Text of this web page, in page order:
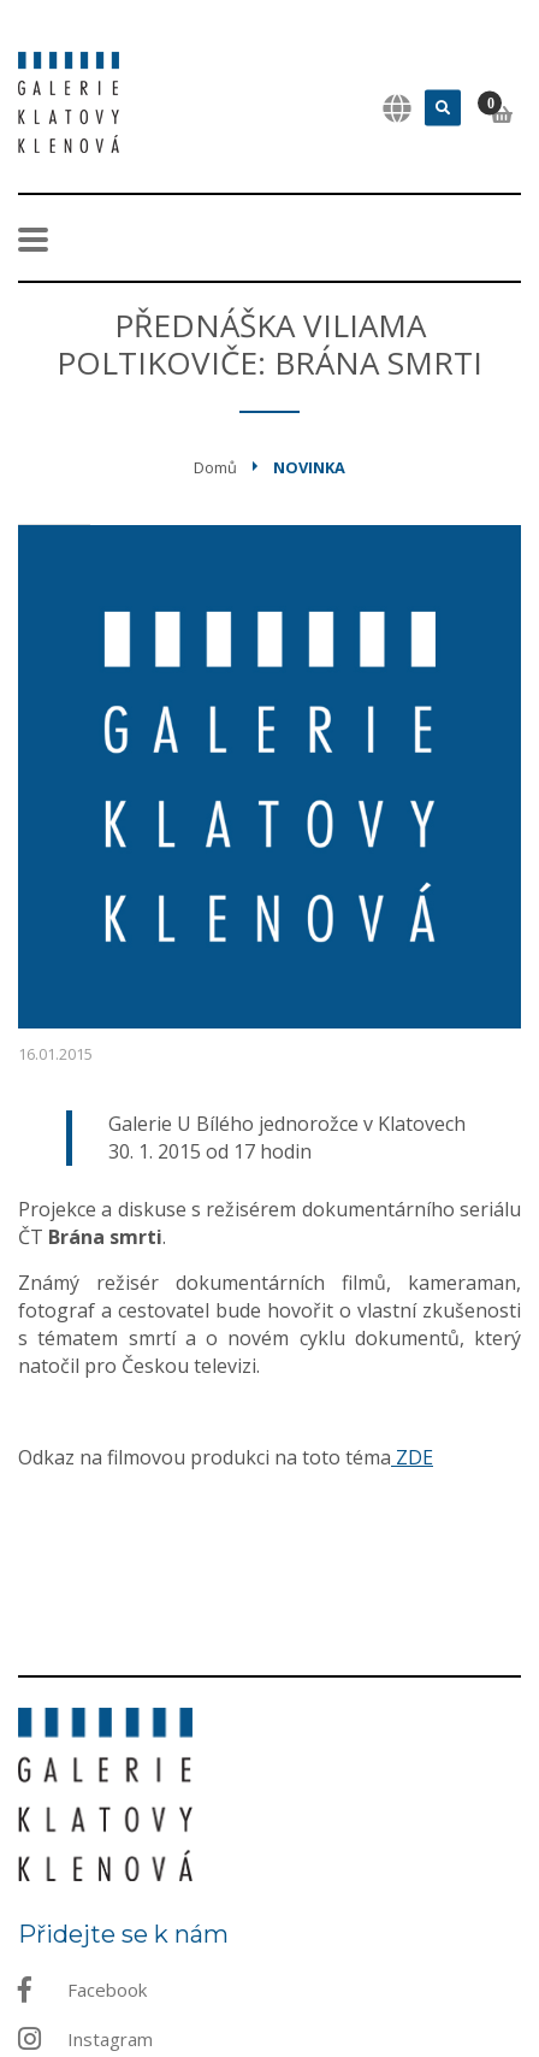
0
PŘEDNÁŠKA VILIAMA
POLTIKOVIČE: BRÁNA SMRTI
Domů NOVINKA
16.01.2015
Galerie U Bílého jednorožce v Klatovech
30. 1. 2015 od 17 hodin
Projekce a diskuse s režisérem dokumentárního seriálu
ČT Brána smrti.
Známý režisér dokumentárních filmů, kameraman,
fotograf a cestovatel bude hovořit o vlastní zkušenosti
s tématem smrtí a o novém cyklu dokumentů, který
natočil pro Českou televizi.
Odkaz na filmovou produkci na toto téma ZDE
Přidejte se k nám
Facebook
Instagram